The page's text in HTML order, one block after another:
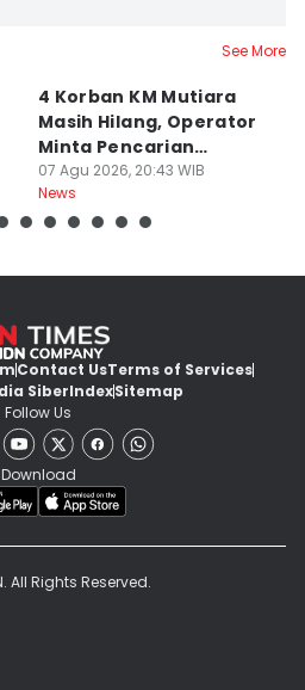
See More
4 Korban KM Mutiara
Masih Hilang, Operator
Minta Pencarian
Dilanjut
07 Agu 2026, 20:43 WIB
News
Contact UsTerms of Services
SiberIndexSitemap
Follow Us
Download
All Rights Reserved.